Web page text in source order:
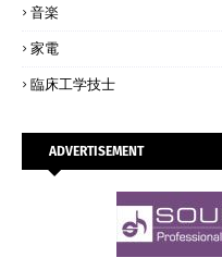
音楽
家電
臨床工学技士
ADVERTISEMENT